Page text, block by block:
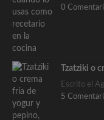
0
Tzatziki o
Escrito el
5